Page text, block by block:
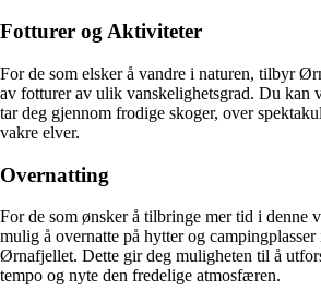
Fotturer og Aktiviteter
For de som elsker å vandre i naturen, tilbyr
av fotturer av ulik vanskelighetsgrad. Du kan
tar deg gjennom frodige skoger, over
vakre elver.
Overnatting
For de som ønsker å tilbringe mer tid i denne
mulig å overnatte på hytter og
Ørnafjellet. Dette gir deg muligheten til å
tempo og nyte den fredelige atmosfæren.